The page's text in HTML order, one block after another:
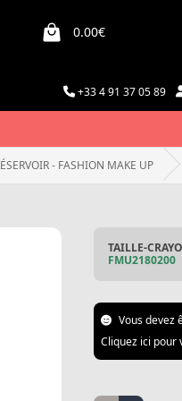
0.00€
+33 4 91 37 05 89
- FASHION MAKE UP
TAILLE-
FMU2180200
Vous devez
Cliquez ici pour